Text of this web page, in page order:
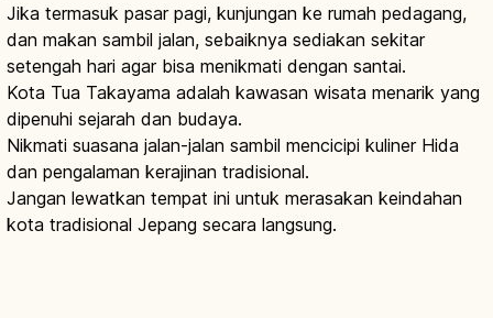
Jika termasuk pasar pagi, kunjungan ke rumah pedagang,
dan makan sambil jalan, sebaiknya sediakan sekitar
setengah hari agar bisa menikmati dengan santai.
Kota Tua Takayama adalah kawasan wisata menarik yang
dipenuhi sejarah dan budaya.
Nikmati suasana jalan-jalan sambil mencicipi kuliner Hida
dan pengalaman kerajinan tradisional.
Jangan lewatkan tempat ini untuk merasakan keindahan
kota tradisional Jepang secara langsung.